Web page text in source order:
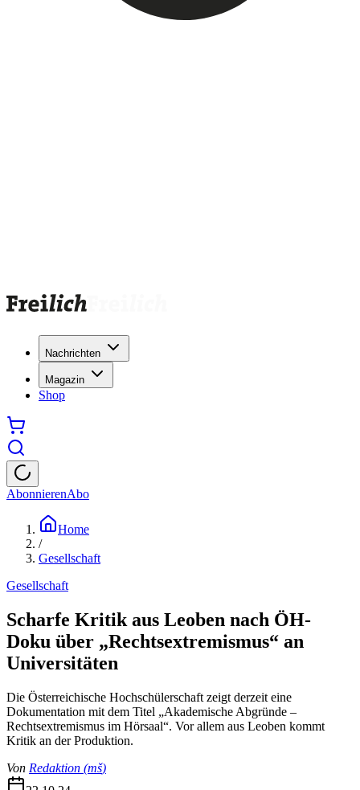
Nachrichten
Magazin
Shop
AbonnierenAbo
Home
/
Gesellschaft
Gesellschaft
Scharfe Kritik aus Leoben nach ÖH-
Doku über „Rechtsextremismus“ an
Universitäten
Die Österreichische Hochschülerschaft zeigt derzeit eine
Dokumentation mit dem Titel „Akademische Abgründe –
Rechtsextremismus im Hörsaal“. Vor allem aus Leoben kommt
Kritik an der Produktion.
Von Redaktion (mš)